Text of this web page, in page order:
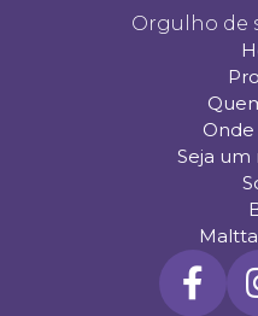
Orgulho de
Seja